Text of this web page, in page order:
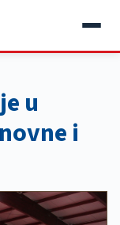
u
i